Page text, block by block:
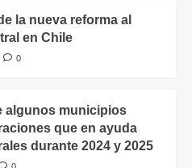
la nueva reforma al
en Chile
0
algunos municipios
que en ayuda
durante 2024 y 2025